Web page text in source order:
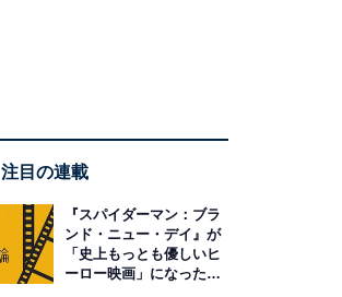
注目の連載
『スパイダーマン：ブラ
ンド・ニュー・デイ』が
「史上もっとも優しいヒ
ーロー映画」になった理